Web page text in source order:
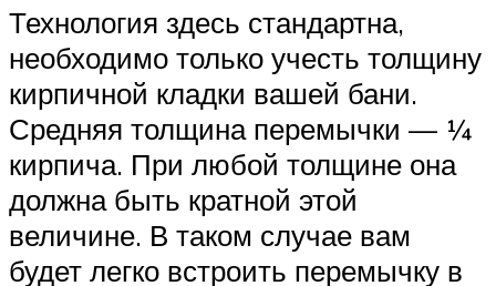
Технология здесь стандартна,
необходимо только учесть толщину
кирпичной кладки вашей бани.
Средняя толщина перемычки — ¼
кирпича. При любой толщине она
должна быть кратной этой
величине. В таком случае вам
будет легко встроить перемычку в